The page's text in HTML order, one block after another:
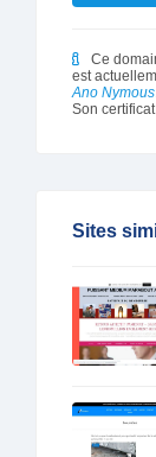
Ce
est
Ano Nymous
Son
Sites